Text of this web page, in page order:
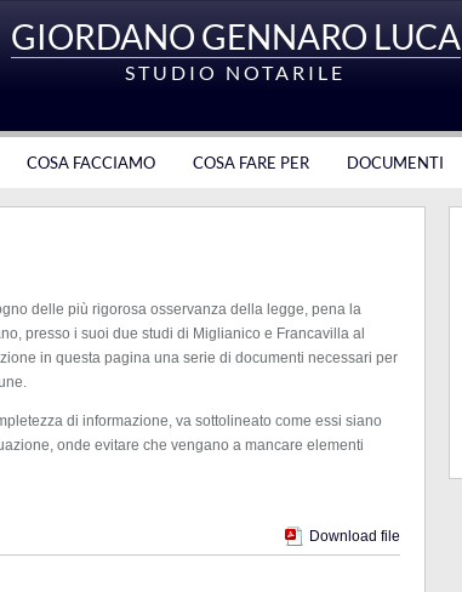
GIORDANO GENNARO LUCA
STUDIO NOTARILE
COSA FACCIAMO COSA FARE PER DOCUMENTI
delle più rigorosa osservanza della legge, pena la
presso i suoi due studi di Miglianico e Francavilla al
in questa pagina una serie di documenti necessari per
di informazione, va sottolineato come essi siano
onde evitare che vengano a mancare elementi
Download file